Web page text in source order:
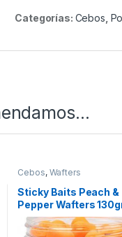
Categorías: Cebos
Cebos, Wafters
Sticky Baits Peach &
Pepper Wafters